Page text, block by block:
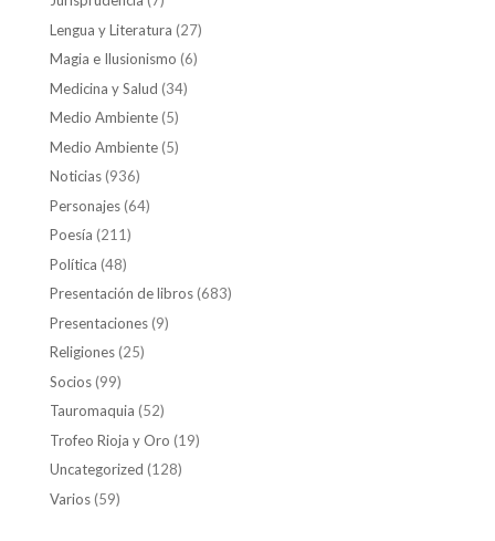
Lengua y Literatura (27)
Magia e Ilusionismo (6)
Medicina y Salud (34)
Medio Ambiente(5)
Medio Ambiente(5)
Noticias(936)
Personajes(64)
Poesía (211)
Política (48)
Presentación de libros(683)
Presentaciones(9)
Religiones(25)
Socios(99)
Tauromaquia (52)
Trofeo Rioja y Oro (19)
Uncategorized (128)
Varios(59)